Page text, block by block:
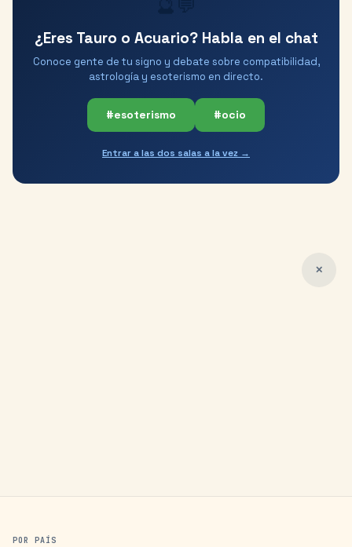
¿Eres Tauro o Acuario? Habla en el chat
Conoce gente de tu signo y debate sobre compatibilidad,
astrología y esoterismo en directo.
#esoterismo #ocio
Entrar a las dos salas a la vez →
✕
POR PAÍS